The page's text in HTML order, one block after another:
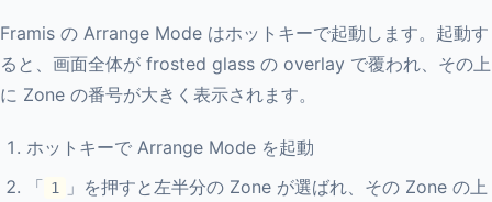
Framis の Arrange Mode はホットキーで起動します。起動す
ると、画面全体が frosted glass の overlay で覆われ、その上
に Zone の番号が大きく表示されます。
ホットキーで Arrange Mode を起動
「 1
」を押すと左半分の Zone が選ばれ、その Zone の上